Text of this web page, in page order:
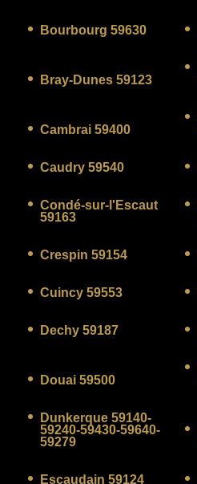
Bourbourg 59630
Bray-Dunes 59123
Cambrai 59400
Caudry 59540
Condé-sur-l'Escaut
59163
Crespin 59154
Cuincy 59553
Dechy 59187
Douai 59500
Dunkerque 59140-
59240-59430-59640-
59279
Escaudain 59124